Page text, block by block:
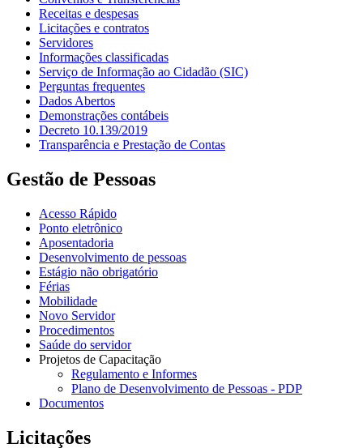
Receitas e despesas
Licitações e contratos
Servidores
Informações classificadas
Serviço de Informação ao Cidadão (SIC)
Perguntas frequentes
Dados Abertos
Demonstrações contábeis
Decreto 10.139/2019
Transparência e Prestação de Contas
Gestão de Pessoas
Acesso Rápido
Ponto eletrônico
Aposentadoria
Desenvolvimento de pessoas
Estágio não obrigatório
Férias
Mobilidade
Novo Servidor
Procedimentos
Saúde do servidor
Projetos de Capacitação
Regulamento e Informes
Plano de Desenvolvimento de Pessoas - PDP
Documentos
Licitações